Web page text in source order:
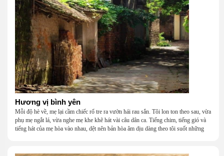
nghèo đến đâu, cũng còn có nhau để quay về.
Hương vị bình yên
Mỗi độ hè về, mẹ lại cầm chiếc rổ tre ra vườn hái rau sắn. Tôi lon ton theo sau, vừa
phụ mẹ ngắt lá, vừa nghe mẹ khe khẽ hát vài câu dân ca. Tiếng chim, tiếng gió và
tiếng hát của mẹ hòa vào nhau, dệt nên bản hòa âm dịu dàng theo tôi suốt những